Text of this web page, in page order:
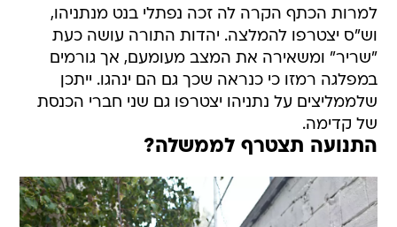
למרות הכתף הקרה לה זכה נפתלי בנט מנתניהו,
וש"ס יצטרפו להמלצה. יהדות התורה עושה כעת
"שריר" ומשאירה את המצב מעומעם, אך גורמים
במפלגה רמזו כי כנראה שכך גם הם ינהגו. ייתכן
שלממליצים על נתניהו יצטרפו גם שני חברי הכנסת
של קדימה.
התנועה תצטרף לממשלה?